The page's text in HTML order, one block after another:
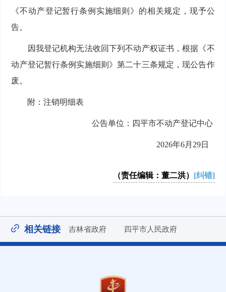
《不动产登记暂行条例实施细则》的相关规定，现予公
告。
因我登记机构无法收回下列不动产权证书，根据《不
动产登记暂行条例实施细则》第二十三条规定，现公告作
废。
附：注销明细表
公告单位：四平市不动产登记中心
2026年6月29日
（责任编辑：董二洪） [纠错]
相关链接 吉林省政府 四平市人民政府